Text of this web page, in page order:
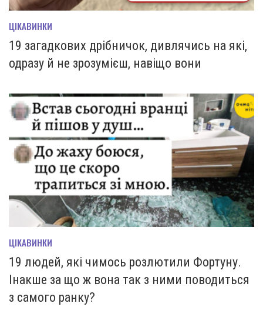
ЦІКАВИНКИ
19 загадкових дрібничок, дивлячись на які,
одразу й не зрозумієш, навіщо вони
ЦІКАВИНКИ
19 людей, які чимось розлютили Фортуну.
Інакше за що ж вона так з ними поводиться
з самого ранку?